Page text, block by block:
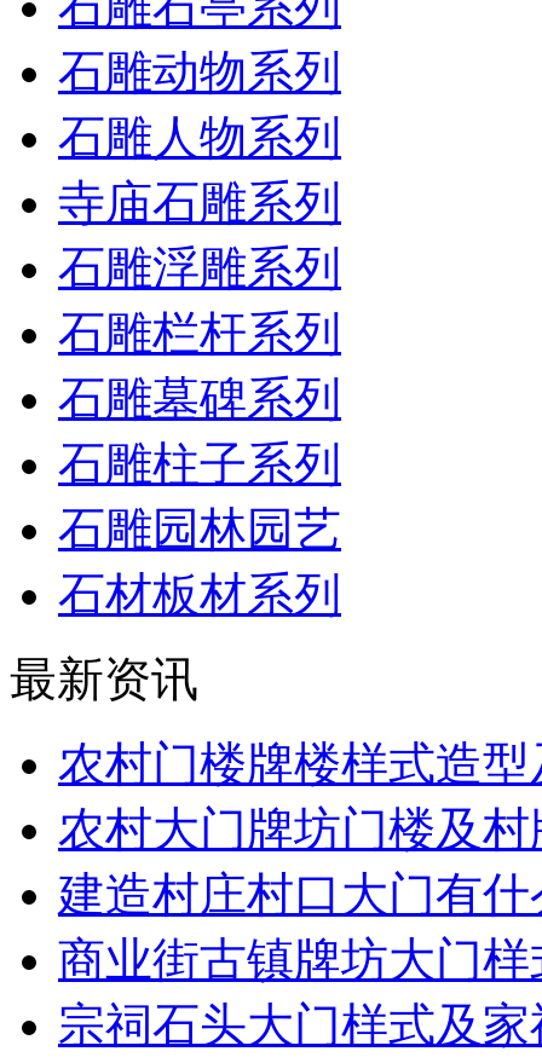
石雕动物系列
石雕人物系列
寺庙石雕系列
石雕浮雕系列
石雕栏杆系列
石雕墓碑系列
石雕柱子系列
石雕园林园艺
石材板材系列
最新资讯
农村门楼牌楼样式造
农村大门牌坊门楼及
建造村庄村口大门有
商业街古镇牌坊大门
宗祠石头大门样式及